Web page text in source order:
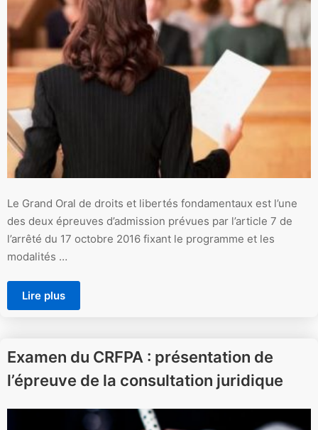
Le Grand Oral de droits et libertés fondamentaux est l’une
des deux épreuves d’admission prévues par l’article 7 de
l’arrêté du 17 octobre 2016 fixant le programme et les
modalités …
Lire plus
Examen du CRFPA : présentation de
l’épreuve de la consultation juridique